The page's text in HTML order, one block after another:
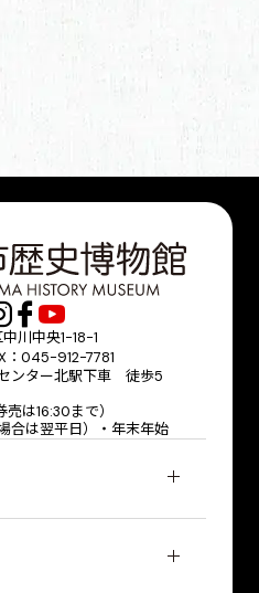
川中央1-18-1
045-912-7781
ンター北駅下車 徒歩5
は16:30まで）
合は翌平日）・年末年始